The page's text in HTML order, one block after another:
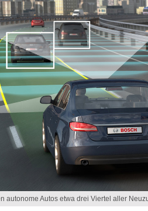
autonome Autos etwa drei Viertel aller